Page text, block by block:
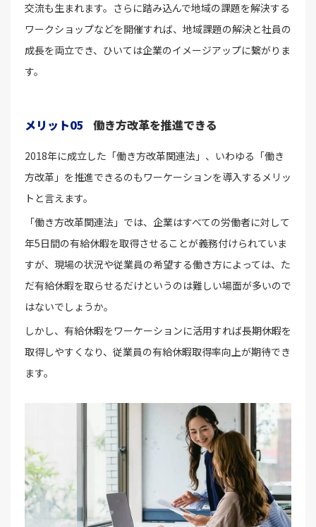
交流も生まれます。さらに踏み込んで地域の課題を解決する
ワークショップなどを開催すれば、地域課題の解決と社員の
成長を両立でき、ひいては企業のイメージアップに繋がりま
す。
メリット05 働き方改革を推進できる
2018年に成立した「働き方改革関連法」、いわゆる「働き
方改革」を推進できるのもワーケーションを導入するメリッ
トと言えます。
「働き方改革関連法」では、企業はすべての労働者に対して
年5日間の有給休暇を取得させることが義務付けられていま
すが、現場の状況や従業員の希望する働き方によっては、た
だ有給休暇を取らせるだけというのは難しい場面が多いので
はないでしょうか。
しかし、有給休暇をワーケーションに活用すれば長期休暇を
取得しやすくなり、従業員の有給休暇取得率向上が期待でき
ます。